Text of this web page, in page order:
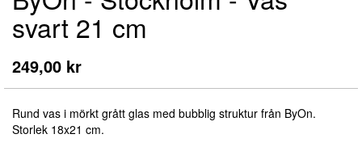
svart 21 cm
249,00 kr
Rund vas i mörkt grått glas med bubblig struktur från ByOn.
Storlek 18x21 cm.
till
början
av
bildgalleriet